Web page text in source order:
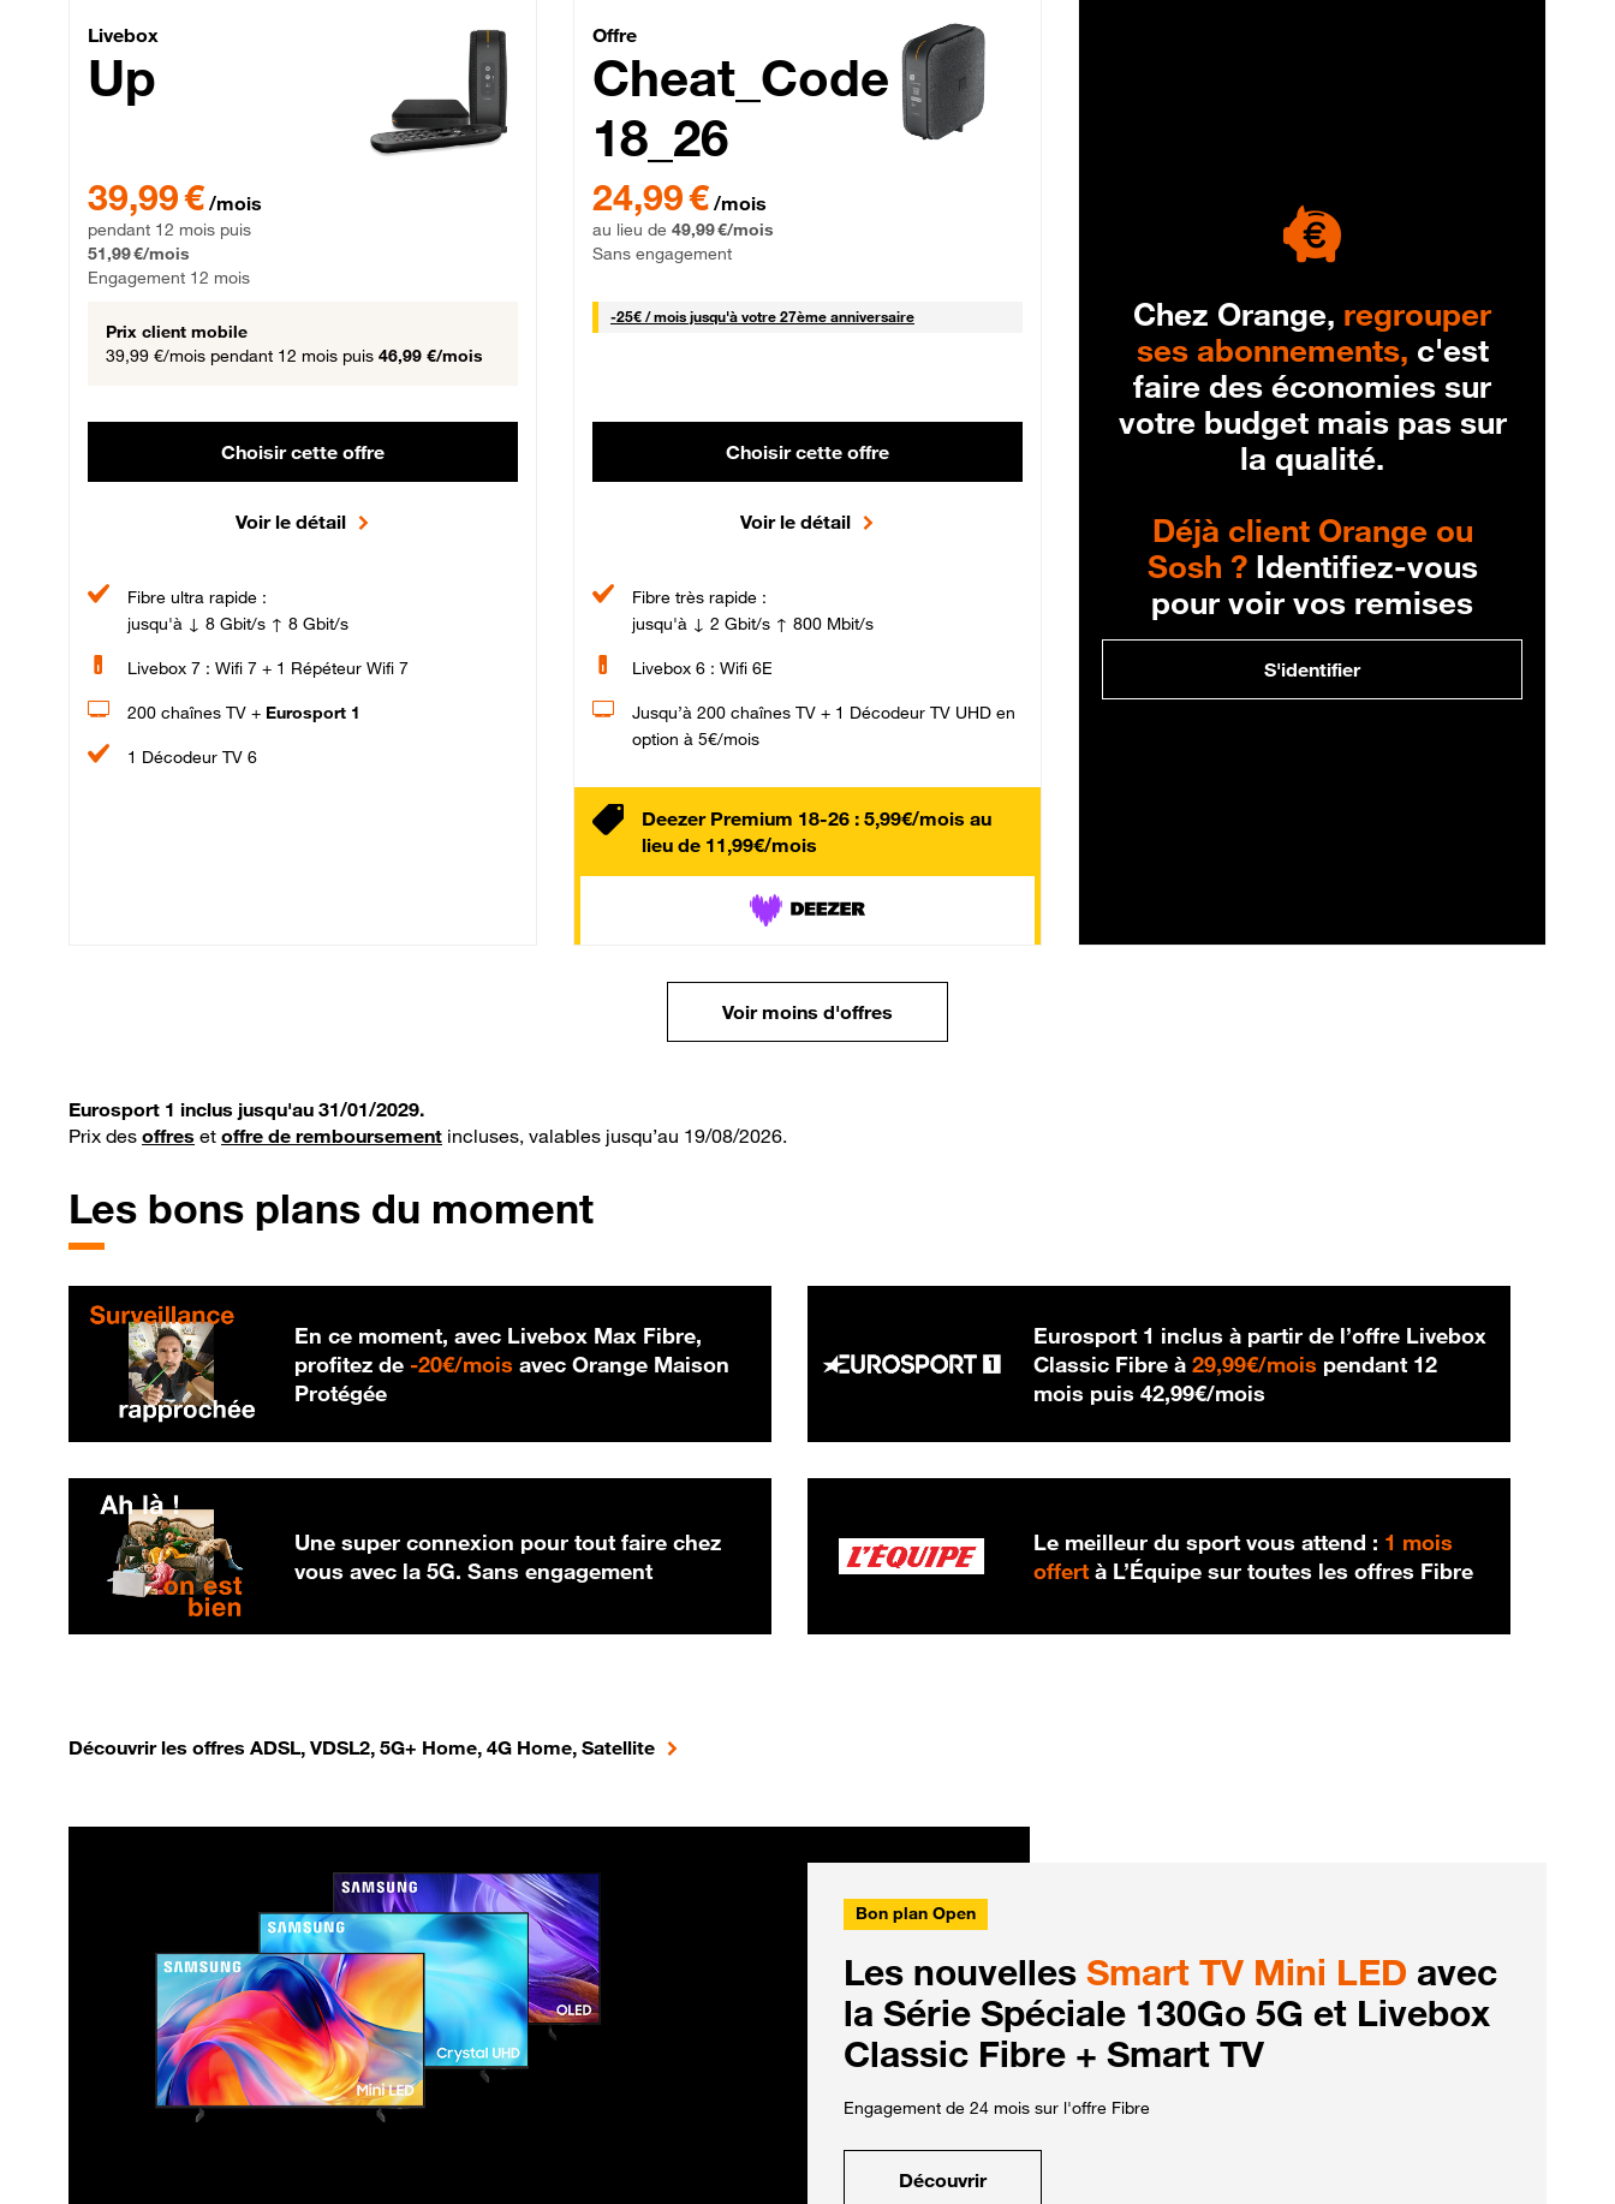
Livebox Up Fibre
Livebox
Up
39,99 € /mois
pendant 12 mois puis
51,99 €/mois
Engagement 12 mois
Prix client mobile
39,99 €/mois pendant 12 mois puis 46,99 €/mois
Choisir cette offre
Voir le détail
Fibre ultra rapide :
jusqu'à ↓ 8 Gbit/s ↑ 8 Gbit/s
Livebox 7 : Wifi 7 + 1 Répéteur Wifi 7
200 chaînes TV + Eurosport 1
1 Décodeur TV 6
Cheat_Code Fibre_18_26
Offre
Cheat_Code
18_26
24,99 € /mois
au lieu de 49,99 €/mois
Sans engagement
-25€ / mois25 € par mois
jusqu'à votre 27ème anniversaire
Choisir cette offre
Voir le détail
Fibre très rapide :
jusqu'à ↓ 2 Gbit/s ↑ 800 Mbit/s
Livebox 6 : Wifi 6E
Jusqu’à 200 chaînes TV + 1 Décodeur TV UHD en
option à 5€/mois
Deezer Premium 18-26 : 5,99€/mois au
lieu de 11,99€/mois
Chez Orange, regrouper
ses abonnements, c'est
faire des économies sur
votre budget mais pas sur
la qualité.
Déjà client Orange ou
Sosh ?Identifiez-vous
pour voir vos remises
S'identifier
Voir moins d'offres
Eurosport 1 inclus jusqu'au 31/01/2029.
Prix des offres et offre de remboursement incluses, valables jusqu’au 19/08/2026.
Les bons plans du moment
En ce moment, avec Livebox Max Fibre,
profitez de -20€/mois 20 € par mois
avec Orange Maison
Protégée
Eurosport 1 inclus à partir de l’offre Livebox
Classic Fibre à29,99€/mois 29,99 € par mois
pendant 12
mois puis42,99€/mois
Une super connexion pour tout faire chez
vous avec la 5G. Sans engagement
Le meilleur du sport vous attend : 1 mois
offert à L’Équipe sur toutes les offres Fibre
Découvrir les offres ADSL, VDSL2, 5G+ Home, 4G Home, Satellite
Bon plan Open
Les nouvelles Smart TV Mini LED avec
la Série Spéciale 130Go 5G et Livebox
Classic Fibre + Smart TV
Engagement de 24 mois sur l'offre Fibre
Découvrir